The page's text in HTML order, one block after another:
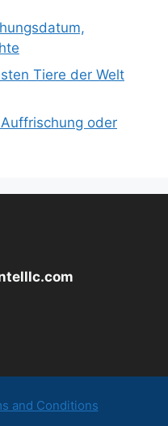
Tiere der Welt
oder
and Conditions